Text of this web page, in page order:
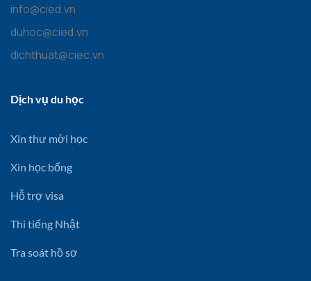
info@cied.vn
duhoc@cied.vn
dichthuat@ciec.vn
Dịch vụ du học
Xin thư mời học
Xin học bổng
Hỗ trợ visa
Thi tiếng Nhật
Tra soát hồ sơ